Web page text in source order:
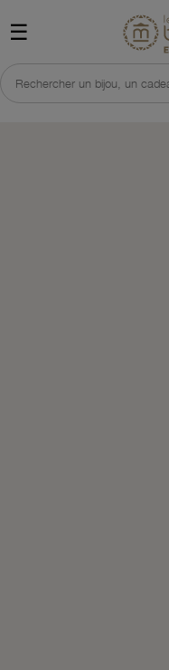
☰
Rechercher un bijou, un